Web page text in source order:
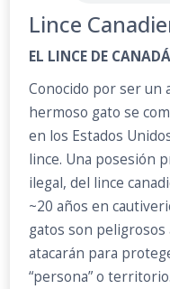
Lince
EL LINCE DE
Conocido por ser un
hermoso gato se
en los Estados
lince. Una posesión
ilegal, del lince
~20 años en
gatos son peligrosos
atacarán para
“persona” o